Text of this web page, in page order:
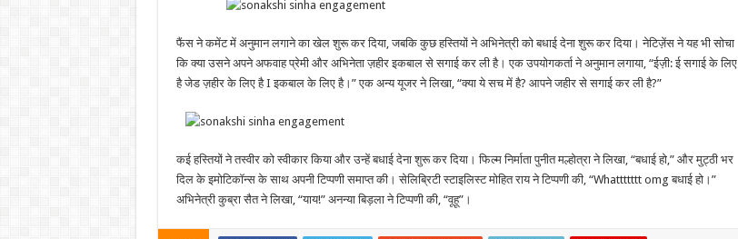
फैंस ने कमेंट में अनुमान लगाने का खेल शुरू कर दिया, जबकि कुछ हस्तियों ने अभिनेत्री को बधाई देना शुरू कर दिया। नेटिज़ेंस ने यह भी सोचा
कि क्या उसने अपने अफवाह प्रेमी और अभिनेता ज़हीर इकबाल से सगाई कर ली है। एक उपयोगकर्ता ने अनुमान लगाया, “ईज़ी: ई सगाई के लिए
है जेड ज़हीर के लिए है I इकबाल के लिए है।” एक अन्य यूजर ने लिखा, “क्या ये सच में है? आपने जहीर से सगाई कर ली है?”
कई हस्तियों ने तस्वीर को स्वीकार किया और उन्हें बधाई देना शुरू कर दिया। फिल्म निर्माता पुनीत मल्होत्रा ने लिखा, “बधाई हो,” और मुट्ठी भर
दिल के इमोटिकॉन्स के साथ अपनी टिप्पणी समाप्त की। सेलिब्रिटी स्टाइलिस्ट मोहित राय ने टिप्पणी की, “Whattttttt omg बधाई हो।”
अभिनेत्री कुब्रा सैत ने लिखा, “याय!” अनन्या बिड़ला ने टिप्पणी की, “वूहू”।